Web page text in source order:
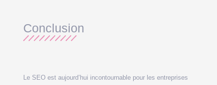
Conclusion
Le SEO est aujourd’hui incontournable pour les entreprises